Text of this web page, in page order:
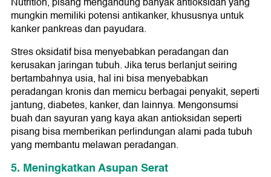
mungkin memiliki potensi antikanker, khususnya untuk
kanker pankreas dan payudara.
Stres oksidatif bisa menyebabkan peradangan dan
kerusakan jaringan tubuh. Jika terus berlanjut seiring
bertambahnya usia, hal ini bisa menyebabkan
peradangan kronis dan memicu berbagai penyakit, seperti
jantung, diabetes, kanker, dan lainnya. Mengonsumsi
buah dan sayuran yang kaya akan antioksidan seperti
pisang bisa memberikan perlindungan alami pada tubuh
yang membantu melawan peradangan.
5. Meningkatkan Asupan Serat